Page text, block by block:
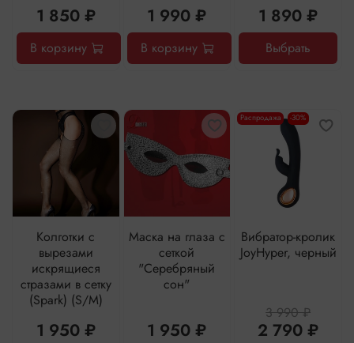
1 850 ₽
В корзину
1 990 ₽
В корзину
1 890 ₽
Выбрать
Колготки с
вырезами
искрящиеся
стразами в сетку
(Spark) (S/M)
1 950 ₽
Маска на глаза с
сеткой
"Серебряный
сон"
1 950 ₽
Распродажа -30%
Вибратор-кролик
JoyHyper, черный
3 990 ₽
2 790 ₽